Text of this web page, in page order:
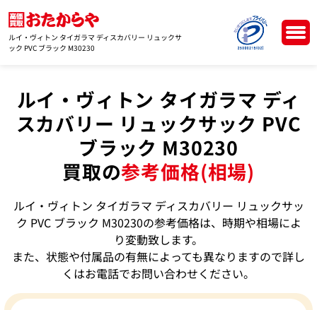
ルイ・ヴィトン タイガラマ ディスカバリー リュックサ
ック PVC ブラック M30230
ルイ・ヴィトン タイガラマ ディ
スカバリー リュックサック PVC
ブラック M30230
買取の参考価格(相場)
ルイ・ヴィトン タイガラマ ディスカバリー リュックサッ
ク PVC ブラック M30230の参考価格は、時期や相場によ
り変動致します。
また、状態や付属品の有無によっても異なりますので詳し
くはお電話でお問い合わせください。